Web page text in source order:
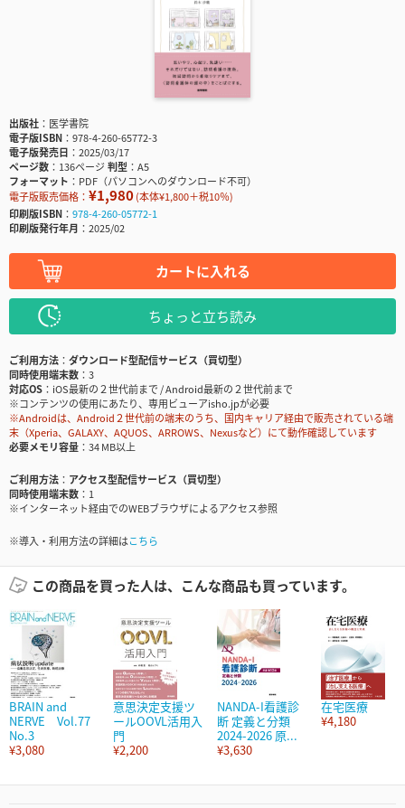
出版社
医学書院
電子版ISBN
978-4-260-65772-3
電子版発売日
2025/03/17
ページ数
136ページ判型
A5
フォーマット
PDF（パソコンへのダウンロード不可）
電子版販売価格： ¥1,980(本体¥1,800＋税10％)
印刷版ISBN
978-4-260-05772-1
印刷版発行年月
2025/02
カートに入れる
ちょっと立ち読み
ご利用方法
ダウンロード型配信サービス（買切型）
同時使用端末数
3
対応OS
iOS最新の２世代前まで / Android最新の２世代前まで
※コンテンツの使用にあたり、専用ビューアisho.jpが必要
※Androidは、Android２世代前の端末のうち、国内キャリア経由で販売されている端
末（Xperia、GALAXY、AQUOS、ARROWS、Nexusなど）にて動作確認しています
必要メモリ容量
34 MB以上
ご利用方法
アクセス型配信サービス（買切型）
同時使用端末数
1
※インターネット経由でのWEBブラウザによるアクセス参照
※導入・利用方法の詳細はこちら
この商品を買った人は、こんな商品も買っています。
BRAIN and
NERVE Vol.77
No.3
¥3,080
意思決定支援ツ
ールOOVL活用入
門
¥2,200
NANDA-I看護診
断 定義と分類
2024-2026 原...
¥3,630
在宅医療
¥4,180